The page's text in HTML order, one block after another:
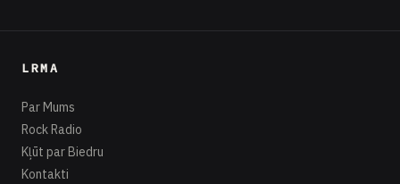
LRMA
Par Mums
Rock Radio
Kļūt par Biedru
Kontakti